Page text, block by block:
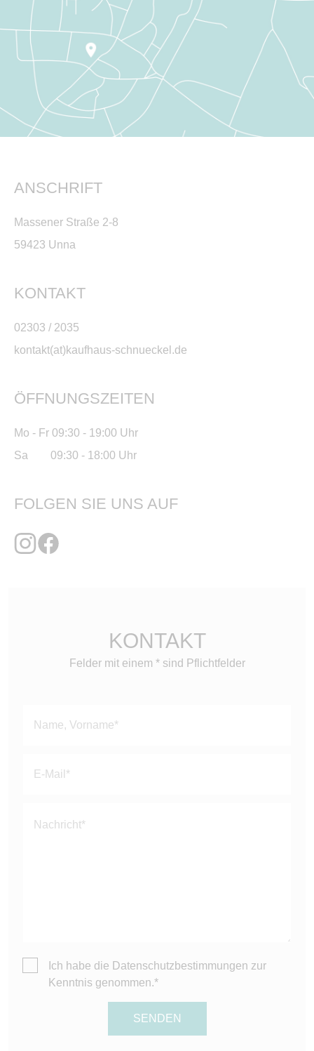
ANSCHRIFT
Massener Straße 2-8
59423 Unna
KONTAKT
02303 / 2035
kontakt(at)kaufhaus-schnueckel.de
ÖFFNUNGSZEITEN
Mo - Fr 09:30 - 19:00 Uhr
Sa 09:30 - 18:00 Uhr
FOLGEN SIE UNS AUF
KONTAKT
Felder mit einem * sind Pflichtfelder
dieses
leer.
Ich habe die Datenschutzbestimmungen zur
Kenntnis genommen.*